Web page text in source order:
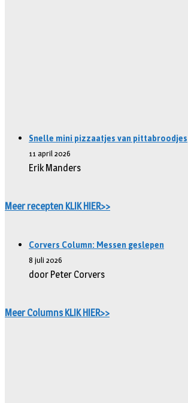
Snelle mini pizzaatjes van pittabroodjes
11 april 2026
Erik Manders
Meer recepten KLIK HIER>>
Corvers Column: Messen geslepen
8 juli 2026
door Peter Corvers
Meer Columns KLIK HIER>>